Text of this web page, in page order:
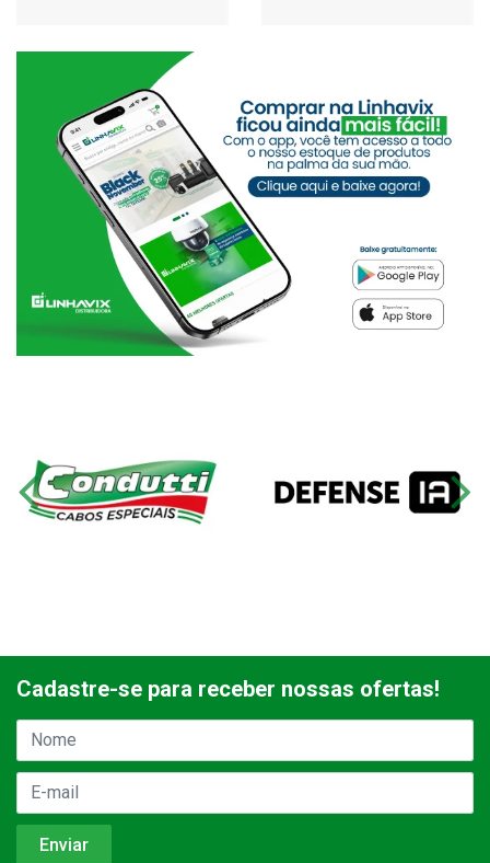
Cadastre-se para receber nossas ofertas!